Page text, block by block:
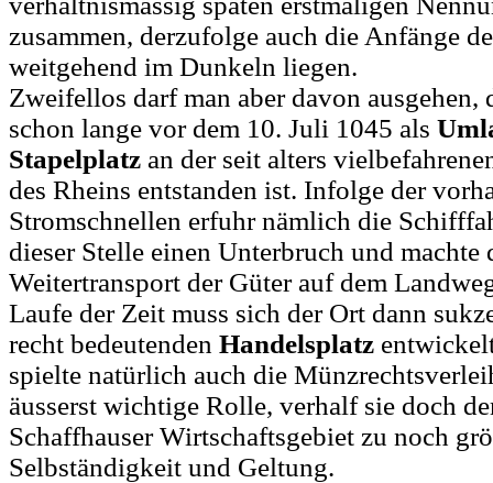
zusammen, derzufolge auch die Anfänge
weitgehend im Dunkeln liegen.
Zweifellos darf man aber davon ausgehen,
schon lange vor dem 10. Juli 1045 als
Stapelplatz an der seit alters
des Rheins entstanden ist. Infolge der
Stromschnellen erfuhr nämlich die
dieser Stelle einen Unterbruch und machte
Weitertransport der Güter auf dem
Laufe der Zeit muss sich der Ort dann
recht bedeutenden Handelsplatz
spielte natürlich auch die
äusserst wichtige Rolle, verhalf sie doch
Schaffhauser Wirtschaftsgebiet zu noch
Selbständigkeit und Geltung.